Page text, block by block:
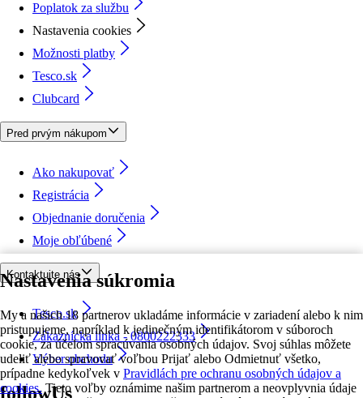
Nastavenia súkromia
My a našich 18 partnerov ukladáme informácie v zariadení alebo k nim
pristupujeme, napríklad k jedinečným identifikátorom v súboroch
cookie, za účelom spracúvania osobných údajov. Svoj súhlas môžete
udeliť alebo spravovať voľbou Prijať alebo Odmietnuť všetko,
prípadne kedykoľvek v Pravidlách pre ochranu osobných údajov a
cookies. Tieto voľby oznámime našim partnerom a neovplyvnia údaje
Poplatok za službu
Nastavenia cookies
Možnosti platby
Tesco.sk
Clubcard
Pred prvým nákupom
Ako nakupovať
Registrácia
Objednanie doručenia
Moje obľúbené
Kontaktujte nás
Tesco.sk
Zákaznícka linka - 0800222333
Výber obchodu
followUs